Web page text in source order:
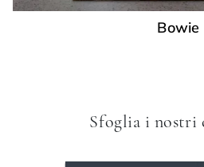
Bowie
Sfoglia i nostri